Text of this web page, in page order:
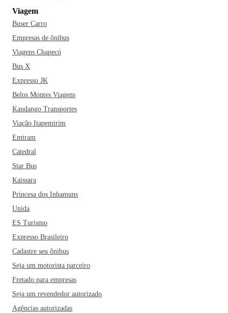
Viagem
Buser Carro
Empresas de ônibus
Viagens Chapecó
Bus X
Expresso JK
Belos Montes Viagens
Kandango Transportes
Viação Itapemirim
Emtram
Catedral
Star Bus
Kaissara
Princesa dos Inhamuns
Unida
ES Turismo
Expresso Brasileiro
Cadastre seu ônibus
Seja um motorista parceiro
Fretado para empresas
Seja um revendedor autorizado
Agências autorizadas